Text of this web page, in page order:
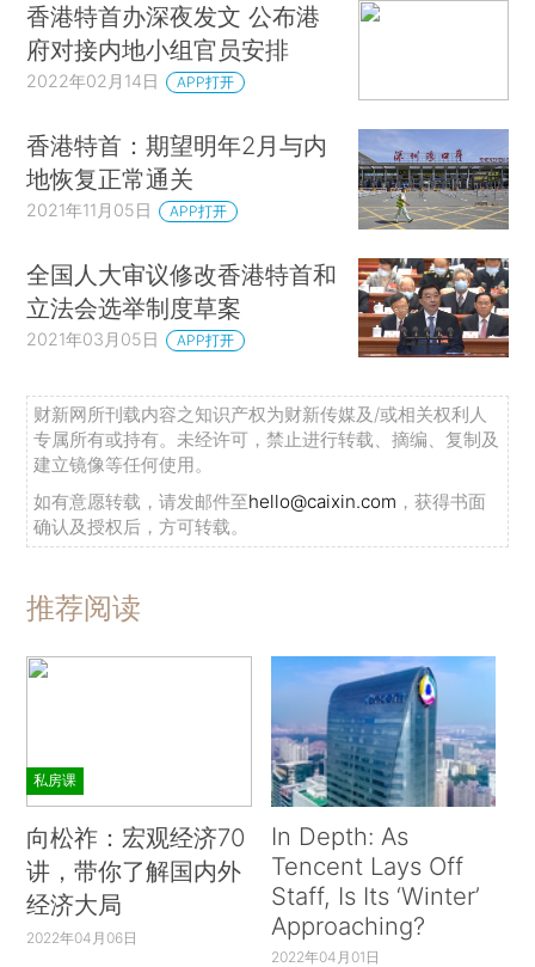
香港特首办深夜发文 公布港
府对接内地小组官员安排
2022年02月14日 APP打开
香港特首：期望明年2月与内
地恢复正常通关
2021年11月05日 APP打开
全国人大审议修改香港特首和
立法会选举制度草案
2021年03月05日 APP打开
财新网所刊载内容之知识产权为财新传媒及/或相关权利人
专属所有或持有。未经许可，禁止进行转载、摘编、复制及
建立镜像等任何使用。
如有意愿转载，请发邮件至hello@caixin.com ，获得书面
确认及授权后，方可转载。
推荐阅读
私房课
向松祚：宏观经济70
讲，带你了解国内外
经济大局
2022年04月06日
In Depth: As
Tencent Lays Off
Staff, Is Its ‘Winter’
Approaching?
2022年04月01日